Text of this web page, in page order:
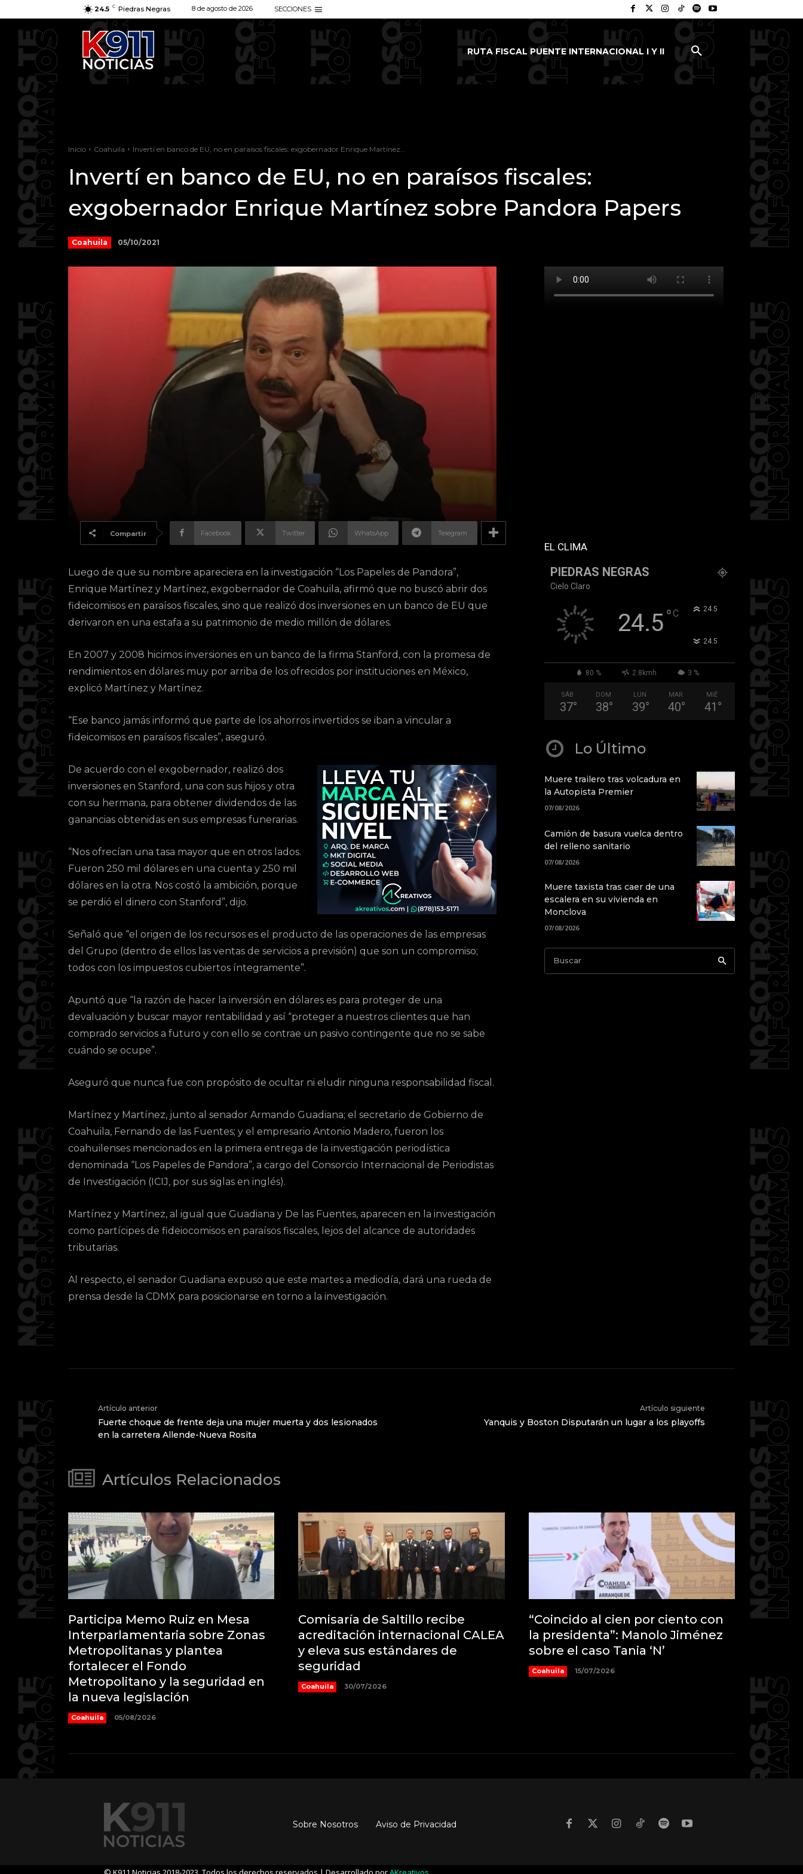
24.5 C Piedras Negras 8 de agosto de 2026 SECCIONES
RUTA FISCAL PUENTE INTERNACIONAL I Y II
Inicio Coahuila Invertí en banco de EU, no en paraísos fiscales: exgobernador Enrique Martínez...
Invertí en banco de EU, no en paraísos fiscales:
exgobernador Enrique Martínez sobre Pandora Papers
Coahuila 05/10/2021
Compartir Facebook Twitter WhatsApp Telegram
Luego de que su nombre apareciera en la investigación “Los Papeles de Pandora”,
Enrique Martínez y Martínez, exgobernador de Coahuila, afirmó que no buscó abrir dos
fideicomisos en paraísos fiscales, sino que realizó dos inversiones en un banco de EU que
derivaron en una estafa a su patrimonio de medio millón de dólares.
En 2007 y 2008 hicimos inversiones en un banco de la firma Stanford, con la promesa de
rendimientos en dólares muy por arriba de los ofrecidos por instituciones en México,
explicó Martínez y Martínez.
“Ese banco jamás informó que parte de los ahorros invertidos se iban a vincular a
fideicomisos en paraísos fiscales”, aseguró.
De acuerdo con el exgobernador, realizó dos
inversiones en Stanford, una con sus hijos y otra
con su hermana, para obtener dividendos de las
ganancias obtenidas en sus empresas funerarias.
“Nos ofrecían una tasa mayor que en otros lados.
Fueron 250 mil dólares en una cuenta y 250 mil
dólares en la otra. Nos costó la ambición, porque
se perdió el dinero con Stanford”, dijo.
Señaló que “el origen de los recursos es el producto de las operaciones de las empresas
del Grupo (dentro de ellos las ventas de servicios a previsión) que son un compromiso;
todos con los impuestos cubiertos íntegramente”.
Apuntó que “la razón de hacer la inversión en dólares es para proteger de una
devaluación y buscar mayor rentabilidad y así “proteger a nuestros clientes que han
comprado servicios a futuro y con ello se contrae un pasivo contingente que no se sabe
cuándo se ocupe”.
Aseguró que nunca fue con propósito de ocultar ni eludir ninguna responsabilidad fiscal.
Martínez y Martínez, junto al senador Armando Guadiana; el secretario de Gobierno de
Coahuila, Fernando de las Fuentes; y el empresario Antonio Madero, fueron los
coahuilenses mencionados en la primera entrega de la investigación periodística
denominada “Los Papeles de Pandora”, a cargo del Consorcio Internacional de Periodistas
de Investigación (ICIJ, por sus siglas en inglés).
Martínez y Martínez, al igual que Guadiana y De las Fuentes, aparecen en la investigación
como partícipes de fideiocomisos en paraísos fiscales, lejos del alcance de autoridades
tributarias.
Al respecto, el senador Guadiana expuso que este martes a mediodía, dará una rueda de
prensa desde la CDMX para posicionarse en torno a la investigación.
EL CLIMA
PIEDRAS NEGRAS
Cielo Claro
24.5°C 24.5
24.5
80 % 2.8kmh 3 %
SÁB
37°
DOM
38°
LUN
39°
MAR
40°
MIÉ
41 °
Lo Último
Muere trailero tras volcadura en
la Autopista Premier
07/08/2026
Camión de basura vuelca dentro
del relleno sanitario
07/08/2026
Muere taxista tras caer de una
escalera en su vivienda en
Monclova
07/08/2026
Buscar
Artículo anterior
Fuerte choque de frente deja una mujer muerta y dos lesionados
en la carretera Allende-Nueva Rosita
Artículo siguiente
Yanquis y Boston Disputarán un lugar a los playoffs
Artículos Relacionados
Participa Memo Ruiz en Mesa
Interparlamentaria sobre Zonas
Metropolitanas y plantea
fortalecer el Fondo
Metropolitano y la seguridad en
la nueva legislación
Coahuila 05/08/2026
Comisaría de Saltillo recibe
acreditación internacional CALEA
y eleva sus estándares de
seguridad
Coahuila 30/07/2026
“Coincido al cien por ciento con
la presidenta”: Manolo Jiménez
sobre el caso Tania ‘N’
Coahuila 15/07/2026
Sobre Nosotros Aviso de Privacidad